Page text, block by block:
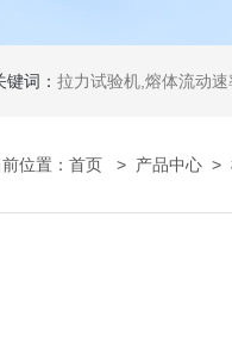
词： 拉力试验机,熔体流动速率测试仪,摆
位置： 首页 > 产品中心 >